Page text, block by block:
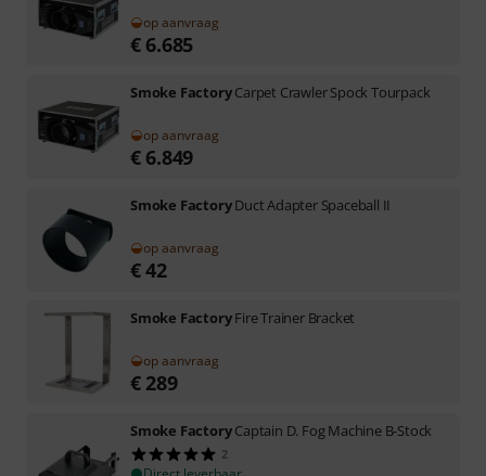
op aanvraag
€ 6.685
Smoke FactoryCarpet Crawler Spock Tourpack
op aanvraag
€ 6.849
Smoke FactoryDuct Adapter Spaceball II
op aanvraag
€42
Smoke FactoryFire Trainer Bracket
op aanvraag
€ 289
Smoke FactoryCaptain D. Fog Machine B-Stock
2